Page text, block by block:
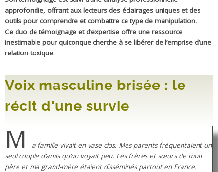
approfondie, offrant aux lecteurs des éclairages uniques et des
outils pour comprendre et combattre ce type de manipulation.
Ce duo de témoignage et d’expertise offre une ressource
inestimable pour quiconque cherche à se libérer de l’emprise d’une
relation toxique.
Voix masculine brisée : le
récit d'une survie
M
a famille vivait en vase clos. Mes parents fréquentaient un
seul couple d’amis qu’on voyait peu. Les frères et sœurs de mon
père et ma grand-mère étaient disséminés partout en France.